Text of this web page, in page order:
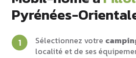
Pyrénées-
Sélectionnez votre
localité et de ses